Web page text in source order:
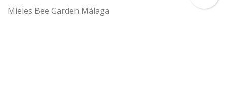
Mieles Bee Garden Málaga